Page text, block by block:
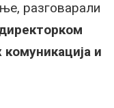
разговарали
и